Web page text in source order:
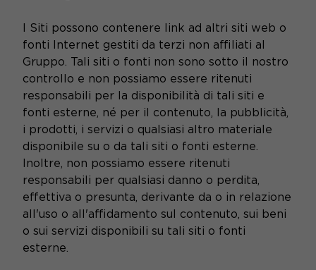
I Siti possono contenere link ad altri siti web o
fonti Internet gestiti da terzi non affiliati al
Gruppo. Tali siti o fonti non sono sotto il nostro
controllo e non possiamo essere ritenuti
responsabili per la disponibilità di tali siti e
fonti esterne, né per il contenuto, la pubblicità,
i prodotti, i servizi o qualsiasi altro materiale
disponibile su o da tali siti o fonti esterne.
Inoltre, non possiamo essere ritenuti
responsabili per qualsiasi danno o perdita,
effettiva o presunta, derivante da o in relazione
all'uso o all'affidamento sul contenuto, sui beni
o sui servizi disponibili su tali siti o fonti
esterne.